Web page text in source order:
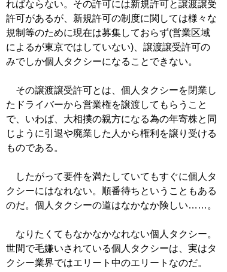
ればならない。その許可には新規許可と譲渡譲受
許可があるが、新規許可の制度に関しては様々な
規制等のために現在は募集しておらず(営業区域
によるが東京ではしていない)、譲渡譲受許可の
みでしか個人タクシーになることできない。
その譲渡譲受許可とは、個人タクシーを閉業し
たドライバーから営業権を譲渡してもらうこと
で、いわば、大相撲の親方になる為の年寄株と同
じように引退や廃業した人から権利を譲り受ける
ものである。
したがって要件を満たしていてもすぐに個人タ
クシーにはなれない。順番待ちということもある
のだ。個人タクシーの道はなかなか険しい……。
なりたくてもなかなかなれない個人タクシー。
世間で毛嫌いされている個人タクシーは、実はタ
クシー業界ではエリート中のエリートなのだ。